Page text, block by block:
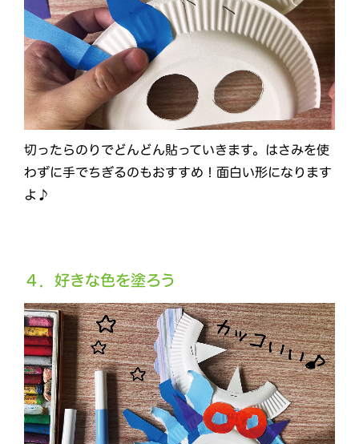
切ったらのりでどんどん貼っていきます。はさみを使
わずに手でちぎるのもおすすめ！面白い形になります
よ♪
４．好きな色を塗ろう